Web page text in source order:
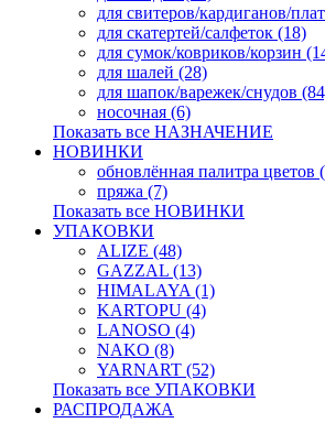
для свитеров/кардиганов/
для скатертей/салфеток (18)
для сумок/ковриков/корзин
для шалей (28)
для шапок/варежек/снудов
носочная (6)
Показать все НАЗНАЧЕНИЕ
НОВИНКИ
обновлённая палитра цветов
пряжа (7)
Показать все НОВИНКИ
УПАКОВКИ
ALIZE (48)
GAZZAL (13)
HIMALAYA (1)
KARTOPU (4)
LANOSO (4)
NAKO (8)
YARNART (52)
Показать все УПАКОВКИ
РАСПРОДАЖА